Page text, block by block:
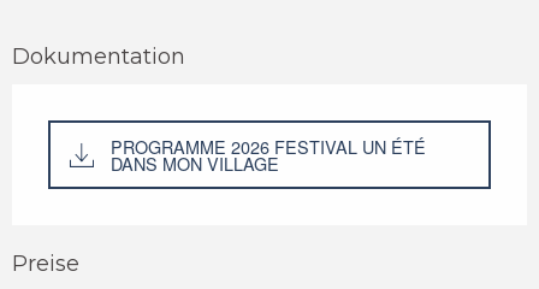
Dokumentation
PROGRAMME 2026 FESTIVAL UN ÉTÉ
DANS MON VILLAGE
Preise